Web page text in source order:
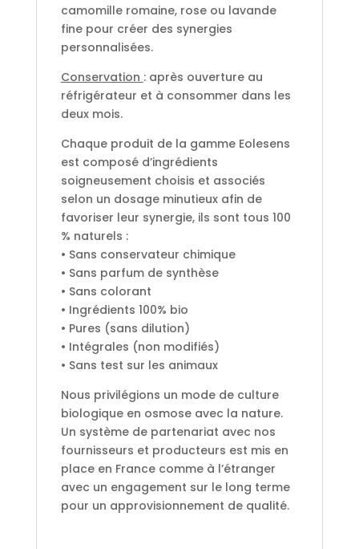
camomille romaine, rose ou lavande
fine pour créer des synergies
personnalisées.
Conservation : après ouverture au
réfrigérateur et à consommer dans les
deux mois.
Chaque produit de la gamme Eolesens
est composé d’ingrédients
soigneusement choisis et associés
selon un dosage minutieux afin de
favoriser leur synergie, ils sont tous 100
% naturels :
• Sans conservateur chimique
• Sans parfum de synthèse
• Sans colorant
• Ingrédients 100% bio
• Pures (sans dilution)
• Intégrales (non modifiés)
• Sans test sur les animaux
Nous privilégions un mode de culture
biologique en osmose avec la nature.
Un système de partenariat avec nos
fournisseurs et producteurs est mis en
place en France comme à l’étranger
avec un engagement sur le long terme
pour un approvisionnement de qualité.